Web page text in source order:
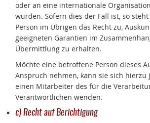
oder an eine internationale
wurden. Sofern dies der Fall ist, so
Person im Übrigen das Recht zu,
geeigneten Garantien im
Übermittlung zu erhalten.
Möchte eine betroffene Person dieses
Anspruch nehmen, kann sie sich hierzu
einen Mitarbeiter des für die
Verantwortlichen wenden.
c) Recht auf Berichtigung